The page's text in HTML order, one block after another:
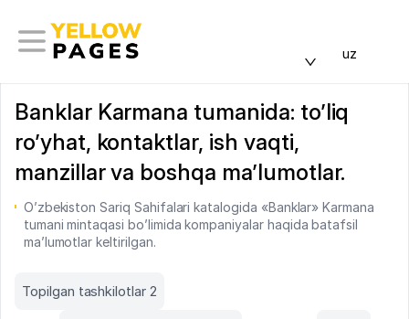
uz
Banklar Karmana tumanida: to’liq
ro’yhat, kontaktlar, ish vaqti,
manzillar va boshqa ma’lumotlar.
O’zbekiston Sariq Sahifalari katalogida «Banklar» Karmana
tumani mintaqasi bo’limida kompaniyalar haqida batafsil
ma’lumotlar keltirilgan.
Topilgan tashkilotlar 2